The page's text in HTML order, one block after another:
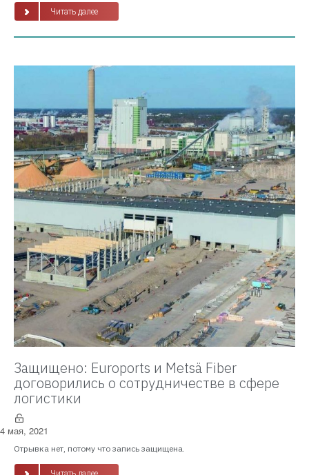
Читать далее
Защищено: Euroports и Metsä Fiber
договорились о сотрудничестве в сфере
логистики
4 мая, 2021
Отрывка нет, потому что запись защищена.